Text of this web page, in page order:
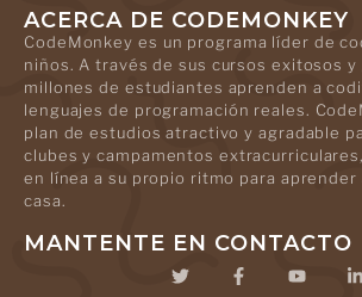
ACERCA DE CODEMONKEY
CodeMonkey es un programa líder de
niños. A través de sus cursos exitosos y
millones de estudiantes aprenden a
lenguajes de programación reales.
plan de estudios atractivo y agradable
clubes y campamentos
en línea a su propio ritmo para aprender
casa.
MANTENTE EN CONTACTO